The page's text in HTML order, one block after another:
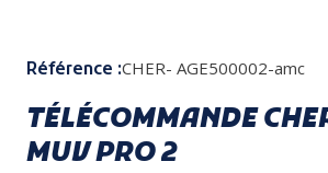
Référence :CHER- AGE500002-amc
TÉLÉCOMMANDE
MUV PRO 2